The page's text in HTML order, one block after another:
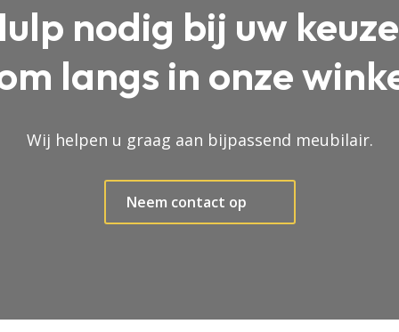
nodig bij uw
langs in onze
Wij helpen u graag aan bijpassend meubilair.
Neem contact op